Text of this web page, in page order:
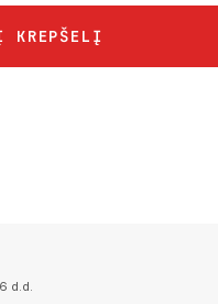
KREPŠELĮ
d.d.